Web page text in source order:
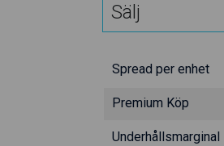
Sälj
Spread per enhet
Premium Köp
Underhållsmarginal